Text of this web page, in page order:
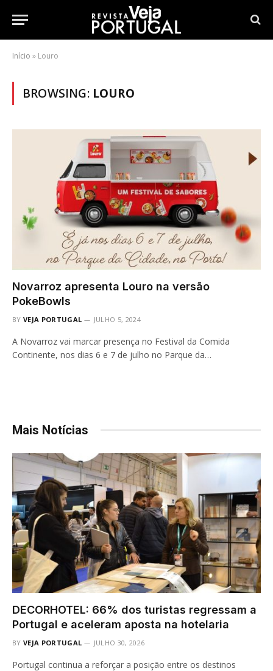
Início » Louro
BROWSING: LOURO
Novarroz apresenta Louro na versão
PokeBowls
BY VEJA PORTUGAL JULHO 5, 2024
A Novarroz vai marcar presença no Festival da Comida
Continente, nos dias 6 e 7 de julho no Parque da…
Mais Notícias
DECORHOTEL: 66% dos turistas regressam a
Portugal e aceleram aposta na hotelaria
BY VEJA PORTUGAL JULHO 30, 2026
Portugal continua a reforçar a posição entre os destinos